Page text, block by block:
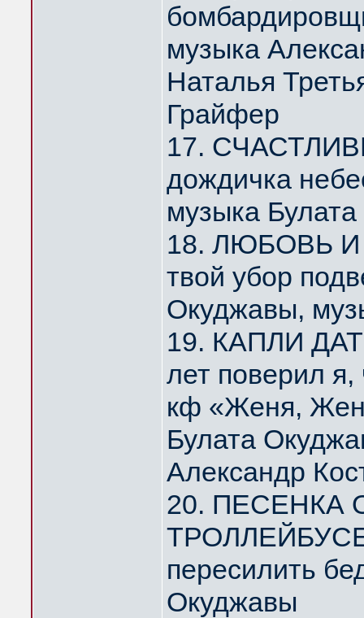
музыка
Наталья
Грайфер
17.
дождичка
музыка
18. ЛЮБОВЬ И
твой убор
Окуджавы,
19. КАПЛИ
лет поверил
кф «Женя,
Булата
Александр
20.
ТРОЛЛЕЙБУСЕ
пересилить
Окуджавы